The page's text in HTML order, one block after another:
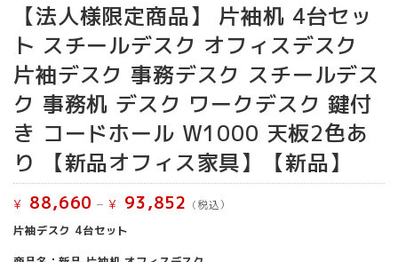
【法人様限定商品】 片袖机 4台セッ
ト スチールデスク オフィスデスク
片袖デスク 事務デスク スチールデス
ク 事務机 デスク ワークデスク 鍵付
き コードホール W1000 天板2色あ
り 【新品オフィス家具】【新品】
¥ 88,660 – ¥ 93,852 価
格
(税込）
片袖デスク 4台セット